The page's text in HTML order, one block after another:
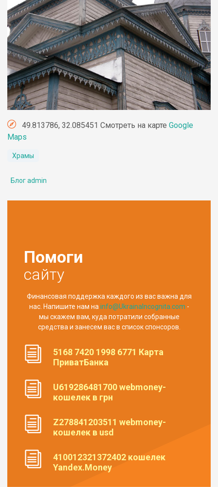
49.813786, 32.085451 Смотреть на карте Google
Maps
Храмы
Блог admin
Помоги
сайту
Финансовая поддержка каждого из вас важна для
нас. Напишите нам на info@UkrainaIncognita.com -
мы скажем вам, куда потратили собранные
средства и занесем вас в список спонсоров.
5168 7420 1998 6771 Карта
ПриватБанка
U619286481700 webmoney-
кошелек в грн
Z278841203511 webmoney-
кошелек в usd
410012321372402 кошелек
Yandex.Money